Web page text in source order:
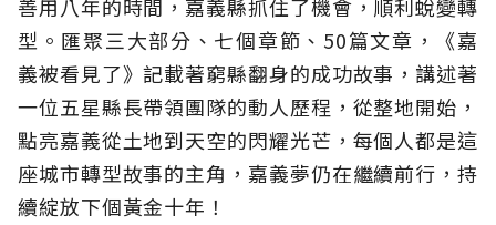
善用八年的時間，嘉義縣抓住了機會，順利蛻變轉
型。匯聚三大部分、七個章節、50篇文章，《嘉
義被看見了》記載著窮縣翻身的成功故事，講述著
一位五星縣長帶領團隊的動人歷程，從整地開始，
點亮嘉義從土地到天空的閃耀光芒，每個人都是這
座城市轉型故事的主角，嘉義夢仍在繼續前行，持
續綻放下個黃金十年！